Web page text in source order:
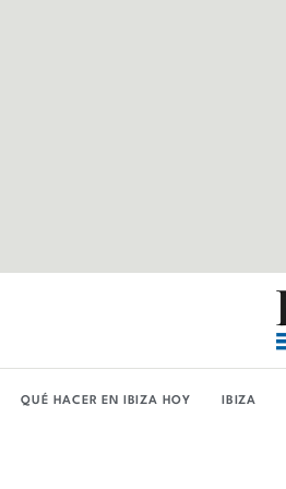
QUÉ HACER EN IBIZA HOY IBIZA